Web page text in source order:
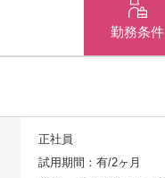
勤務条件
正社員
試用期間：有/2ヶ月